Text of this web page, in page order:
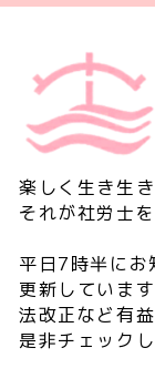
楽しく生き生
それが社労士
平日7時半に
更新しています
法改正など有
是非チェック